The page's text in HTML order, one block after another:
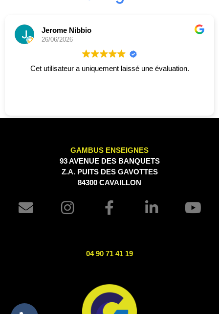
Jerome Nibbio
26/06/2026
Cet utilisateur a uniquement laissé une évaluation.
GAMBUS ENSEIGNES
93 AVENUE DES BANQUETS
Z.A. PUITS DES GAVOTTES
84300 CAVAILLON
04 90 71 41 19